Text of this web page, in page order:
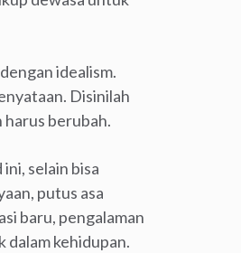
idealism.
Disinilah
berubah.
selain bisa
putus asa
baru, pengalaman
dalam kehidupan.